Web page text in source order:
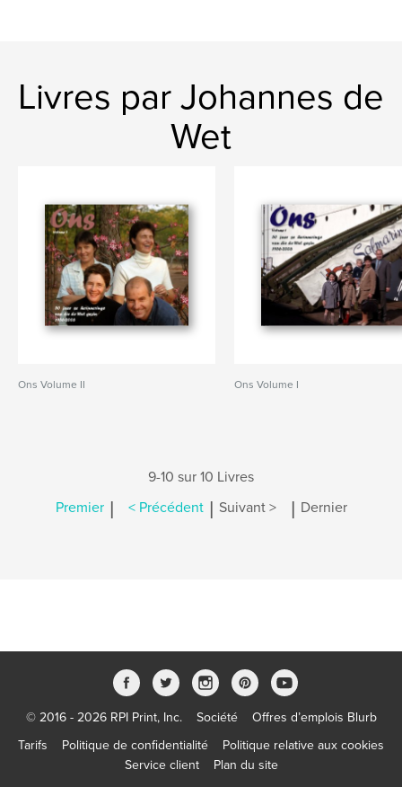
Livres par Johannes de
Wet
Ons Volume II Ons Volume I
9-10 sur 10 Livres
Premier | < Précédent | Suivant > | Dernier
© 2016 - 2026 RPI Print, Inc. Société
Offres d’emplois Blurb
Tarifs
Politique de confidentialité
Politique relative aux cookies
Service client
Plan du site